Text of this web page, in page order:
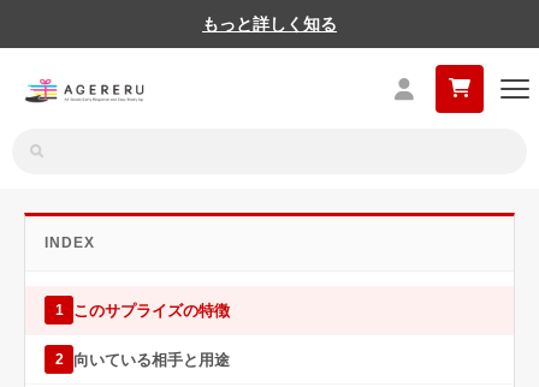
もっと詳しく知る
INDEX
1 このサプライズの特徴
2 向いている相手と用途